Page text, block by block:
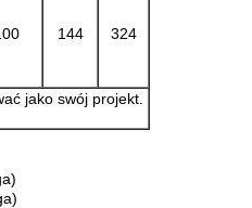
144 324
jako swój projekt.